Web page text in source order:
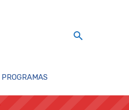
PROGRAMAS